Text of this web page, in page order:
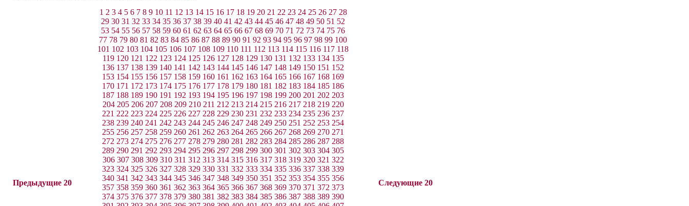
Предыдущие 20
1 2 3 4 5 6 7 8 9 10 11 12 13 14 15 16 17 18 19 20 21 22 23 24 25 26 27 28
29 30 31 32 33 34 35 36 37 38 39 40 41 42 43 44 45 46 47 48 49 50 51 52
53 54 55 56 57 58 59 60 61 62 63 64 65 66 67 68 69 70 71 72 73 74 75 76
77 78 79 80 81 82 83 84 85 86 87 88 89 90 91 92 93 94 95 96 97 98 99 100
101 102 103 104 105 106 107 108 109 110 111 112 113 114 115 116 117 118
119 120 121 122 123 124 125 126 127 128 129 130 131 132 133 134 135
136 137 138 139 140 141 142 143 144 145 146 147 148 149 150 151 152
153 154 155 156 157 158 159 160 161 162 163 164 165 166 167 168 169
170 171 172 173 174 175 176 177 178 179 180 181 182 183 184 185 186
187 188 189 190 191 192 193 194 195 196 197 198 199 200 201 202 203
204 205 206 207 208 209 210 211 212 213 214 215 216 217 218 219 220
221 222 223 224 225 226 227 228 229 230 231 232 233 234 235 236 237
238 239 240 241 242 243 244 245 246 247 248 249 250 251 252 253 254
255 256 257 258 259 260 261 262 263 264 265 266 267 268 269 270 271
272 273 274 275 276 277 278 279 280 281 282 283 284 285 286 287 288
289 290 291 292 293 294 295 296 297 298 299 300 301 302 303 304 305
306 307 308 309 310 311 312 313 314 315 316 317 318 319 320 321 322
323 324 325 326 327 328 329 330 331 332 333 334 335 336 337 338 339
340 341 342 343 344 345 346 347 348 349 350 351 352 353 354 355 356
357 358 359 360 361 362 363 364 365 366 367 368 369 370 371 372 373
374 375 376 377 378 379 380 381 382 383 384 385 386 387 388 389 390
Следующие 20